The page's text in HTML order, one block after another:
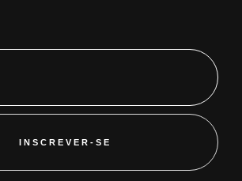
INSCREVER-SE